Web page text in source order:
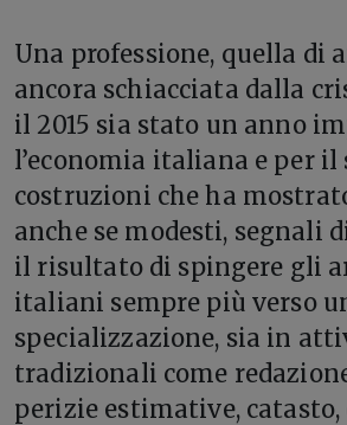
Una professione, quella di
ancora schiacciata dalla
il 2015 sia stato un anno
l’economia italiana e per il
costruzioni che ha
anche se modesti, segnali
il risultato di spingere gli
italiani sempre più verso
specializzazione, sia in
tradizionali come
perizie estimative, catasto,